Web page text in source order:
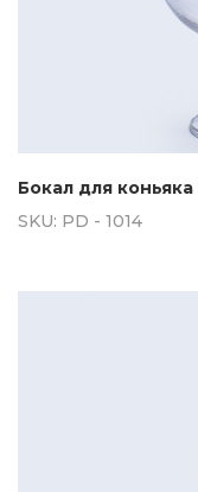
Бокал для коньяка
SKU: PD - 1014